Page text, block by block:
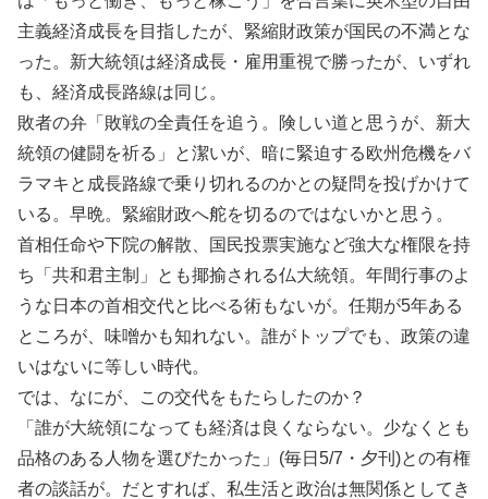
主義経済成長を目指したが、緊縮財政策が国民の不満とな
った。新大統領は経済成長・雇用重視で勝ったが、いずれ
も、経済成長路線は同じ。
敗者の弁「敗戦の全責任を追う。険しい道と思うが、新大
統領の健闘を祈る」と潔いが、暗に緊迫する欧州危機をバ
ラマキと成長路線で乗り切れるのかとの疑問を投げかけて
いる。早晩。緊縮財政へ舵を切るのではないかと思う。
首相任命や下院の解散、国民投票実施など強大な権限を持
ち「共和君主制」とも揶揄される仏大統領。年間行事のよ
うな日本の首相交代と比べる術もないが。任期が5年ある
ところが、味噌かも知れない。誰がトップでも、政策の違
いはないに等しい時代。
では、なにが、この交代をもたらしたのか？
「誰が大統領になっても経済は良くならない。少なくとも
品格のある人物を選びたかった」(毎日5/7・夕刊)との有権
者の談話が。だとすれば、私生活と政治は無関係としてき